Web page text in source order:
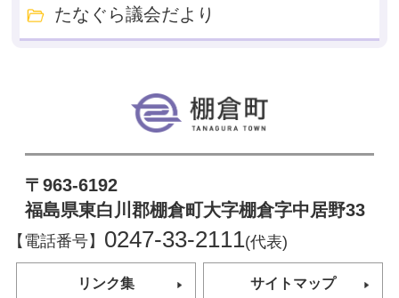
たなぐら議会だより
〒963-6192
福島県東白川郡棚倉町大字棚倉字中居野33
【電話番号】 0247-33-2111(代表)
リンク集 サイトマップ